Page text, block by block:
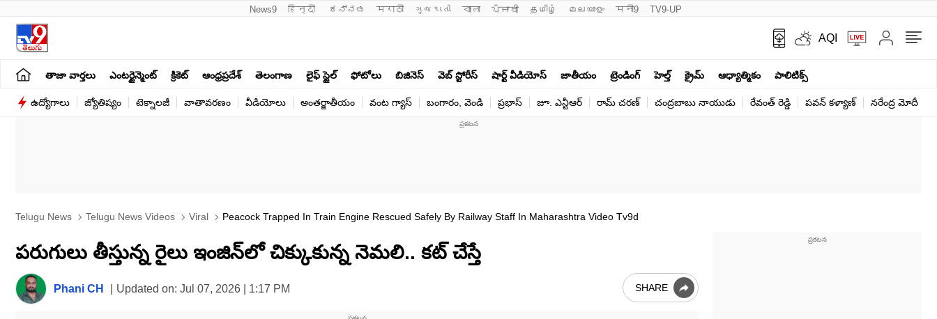
News9 हिन्दी ಕನ್ನಡ मराठी ગુજરાતી বাংলা ਪੰਜਾਬੀ தமிழ் മലയാളം मनी9 TV9-UP
AQI
తాజా వార్తలు ఎంటర్టైన్మెంట్ క్రికెట్ ఆంధ్రప్రదేశ్ తెలంగాణ లైఫ్ స్టైల్ ఫోటోలు బిజినెస్ వెబ్ స్టోరీస్ షార్ట్ వీడియోస్ జాతీయం ట్రెండింగ్ హెల్త్‌ క్రైమ్ ఆధ్యాత్మికం పాలిటిక్స్‌
ఉద్యోగాలు జ్యోతిష్యం టెక్నాలజీ వాతావరణం వీడియోలు అంతర్జాతీయం వంట గ్యాస్ బంగారం, వెండి ప్రభాస్ జూ. ఎన్టీఆర్ రామ్ చ‌ర‌ణ్‌ చంద్రబాబు నాయుడు రేవంత్ రెడ్డి పవన్ కళ్యాణ్ నరేంద్ర మోదీ
Telugu News Telugu News Videos Viral Peacock Trapped In Train Engine Rescued Safely By Railway Staff In Maharashtra Video Tv9d
పరుగులు తీస్తున్న రైలు ఇంజిన్‌లో చిక్కుకున్న నెమలి.. కట్ చేస్తే
Phani CH Updated on: Jul 07, 2026 | 1:17 PM SHARE